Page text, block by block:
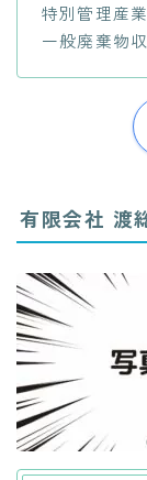
特別管理産
一般廃棄物
有限会社 渡